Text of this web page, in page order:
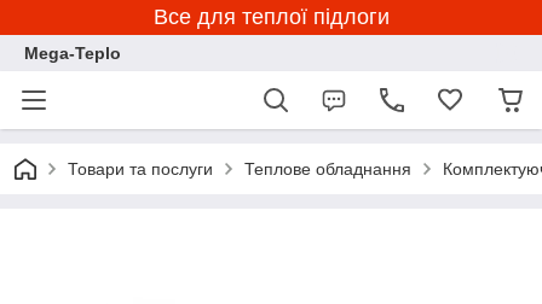
Все для теплої підлоги
Mega-Teplo
Товари та послуги Теплове обладнання